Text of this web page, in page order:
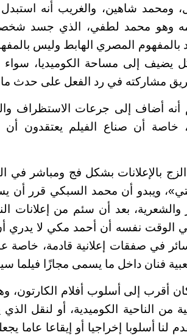
ومحمد شاهين، والغريب أنه
وهو محمد لطفي، الذي جسد
بالمفهوم المصري الهابط وليس
إلى مساحة الكوميديا،
طريق مشاركته في رد الفعل على حدث
أضاف إلى جرعات الاستظراف
خاصة أن صناع الفيلم يعتقدون أن
بالإعلانات بشكل فج ومباشر في
ويبدو أن محمد السبكي قرر أن
والشعرية، بعد أن سئم من إعلانات
نفسه أن أحمد مكي لا يدري أن
في صفقات إعلانية قادمة، خاصة
فنان داخل ما يسمى مجازًا فيلما
أقرب إلى أسلوب أفلام الكارتون،
من الناحية الكوميدية، أو لنقل
أسلوبا إخراجيا أو إيقاعا عاما